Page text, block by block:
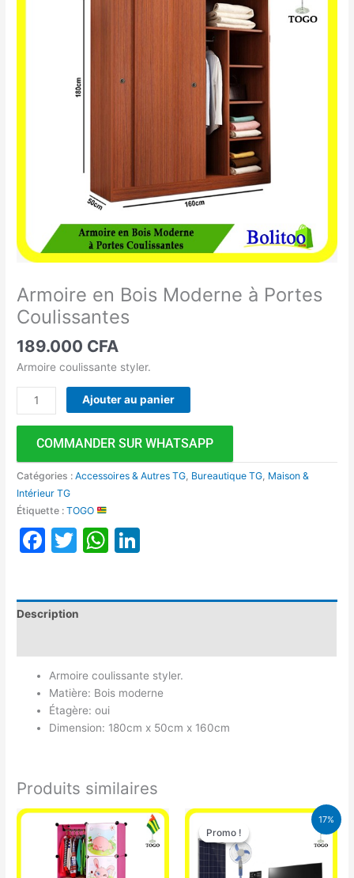
Armoire en Bois Moderne à Portes
Coulissantes
189.000 CFA
Armoire coulissante styler.
Coulissantes
Ajouter au panier
COMMANDER SUR WHATSAPP
Catégories :Accessoires & Autres TG Bureautique TG Maison &
Intérieur TG
Étiquette :TOGO
Facebook
TwitterWhatsApp
Description
Armoire coulissante styler.
Matière: Bois moderne
Étagère: oui
Dimension: 180cm x 50cm x 160cm
Produits similaires
17%
Promo !
Promo !
Le
initial
était :
430.000 CFA.
Le
prix
actuel
355.000